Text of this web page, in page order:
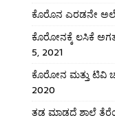
ಕೊರೊನ ಎರಡನೇ ಅಲೆ
ಕೊರೋನಕ್ಕೆ ಲಸಿಕೆ
5, 2021
ಕೊರೋನ ಮತ್ತು ಟಿವಿ
2020
ತಡ ಮಾಡದೆ ಶಾಲೆ